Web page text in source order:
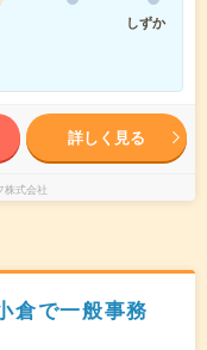
しずか
詳しく見る
株式会社
倉で一般事務